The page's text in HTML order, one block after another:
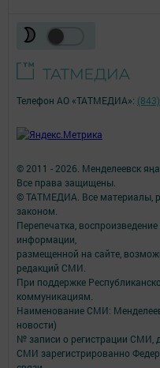
© 2011 - 2026. Менделеевск
Все права защищены.
© ТАТМЕДИА. Все материалы,
законом.
Перепечатка,
информации,
размещенной на сайте,
редакций СМИ.
При поддержке
коммуникациям.
Наименование СМИ:
новости)
№ записи о регистрации СМИ,
СМИ зарегистрированно
Телефон АО «ТАТМЕДИА»: